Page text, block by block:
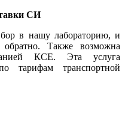
СИ
в нашу лабораторию, и
Также возможна
КСЕ. Эта услуга
тарифам транспортной